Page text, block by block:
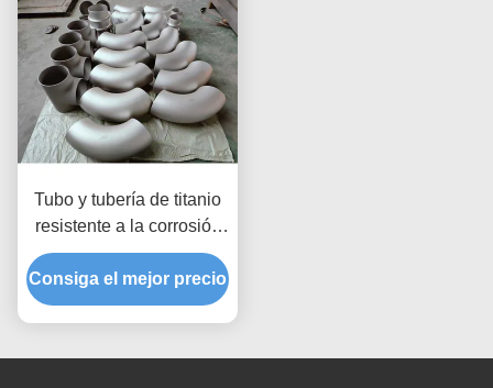
Tubo y tubería de titanio
resistente a la corrosión
de grado 2 para
aplicaciones de
intercambiadores de calor
Consiga el mejor precio